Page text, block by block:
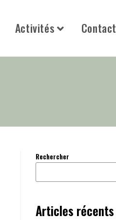
Activités Contact
Rechercher
Articles récents